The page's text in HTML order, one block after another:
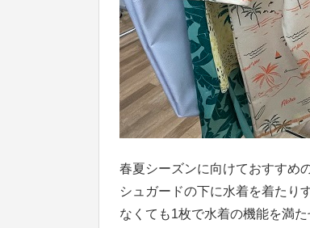
春夏シーズンに向けておすすめ
シュガードの下に水着を着たり
なくても1枚で水着の機能を満